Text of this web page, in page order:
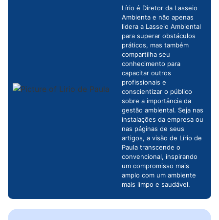
Lírio é Diretor da Lasseio
Ambienta e não apenas
lidera a Lasseio Ambiental
para superar obstáculos
práticos, mas também
compartilha seu
conhecimento para
capacitar outros
profissionais e
conscientizar o público
sobre a importância da
gestão ambiental. Seja nas
instalações da empresa ou
nas páginas de seus
artigos, a visão de Lírio de
Paula transcende o
convencional, inspirando
um compromisso mais
amplo com um ambiente
mais limpo e saudável.